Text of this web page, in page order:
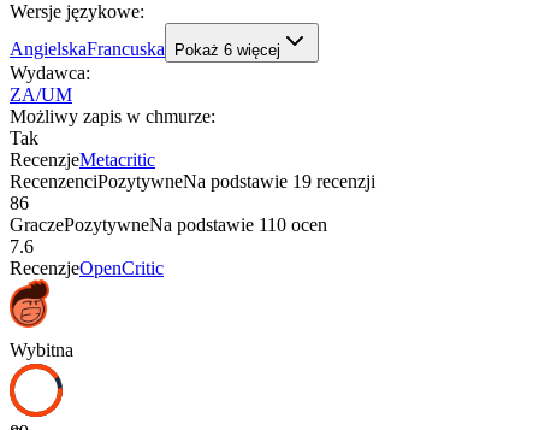
Wersje językowe:
AngielskaFrancuska Pokaż 6 więcej
Wydawca:
ZA/UM
Możliwy zapis w chmurze:
Tak
RecenzjeMetacritic
RecenzenciPozytywneNa podstawie 19 recenzji
86
GraczePozytywneNa podstawie 110 ocen
7.6
RecenzjeOpenCritic
Wybitna